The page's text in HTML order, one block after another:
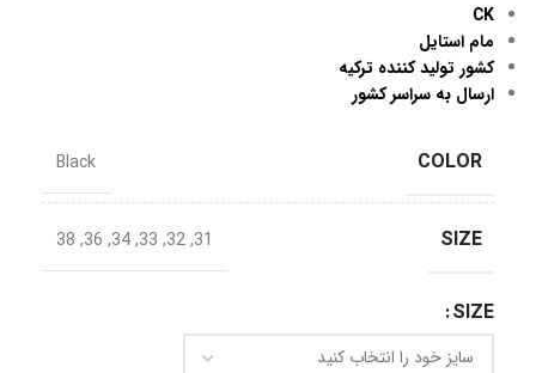
CK
مام استایل
کشور تولید کننده ترکیه
ارسال به سراسر کشور
COLOR
Black
SIZE
31
,
32
,
33
,
34
,
36
,
38
SIZE